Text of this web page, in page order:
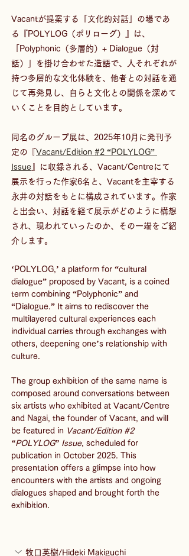
Vacantが提案する「文化的対話」の場であ
る『POLYLOG（ポリローグ）』は、
「Polyphonic（多層的）+ Dialogue（対
話）」を掛け合わせた造語で、人それぞれが
持つ多層的な文化体験を、他者との対話を通
じて再発見し、自らと文化との関係を深めて
いくことを目的としています。
同名のグループ展は、2025年10月に発刊予
定の『Vacant/Edition #2 “POLYLOG”
Issue 』に収録される、Vacant/Centreにて
展示を行った作家6名と、Vacantを主宰する
永井の対話をもとに構成されています。作家
と出会い、対話を経て展示がどのように構想
され、現われていったのか、その一端をご紹
介します。
‘POLYLOG,’ a platform for “cultural
dialogue” proposed by Vacant, is a coined
term combining “Polyphonic” and
“Dialogue.” It aims to rediscover the
multilayered cultural experiences each
individual carries through exchanges with
others, deepening one’s relationship with
culture.
The group exhibition of the same name is
composed around conversations between
six artists who exhibited at Vacant/Centre
and Nagai, the founder of Vacant, and will
be featured in Vacant/Edition #2
“POLYLOG” Issue, scheduled for
publication in October 2025. This
presentation offers a glimpse into how
encounters with the artists and ongoing
dialogues shaped and brought forth the
exhibition.
牧口英樹/Hideki Makiguchi